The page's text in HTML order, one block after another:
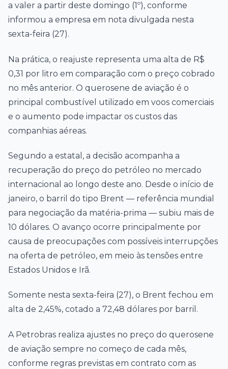
a valer a partir deste domingo (1º), conforme
informou a empresa em nota divulgada nesta
sexta-feira (27).
Na prática, o reajuste representa uma alta de R$
0,31 por litro em comparação com o preço cobrado
no mês anterior. O querosene de aviação é o
principal combustível utilizado em voos comerciais
e o aumento pode impactar os custos das
companhias aéreas.
Segundo a estatal, a decisão acompanha a
recuperação do preço do petróleo no mercado
internacional ao longo deste ano. Desde o início de
janeiro, o barril do tipo Brent — referência mundial
para negociação da matéria-prima — subiu mais de
10 dólares. O avanço ocorre principalmente por
causa de preocupações com possíveis interrupções
na oferta de petróleo, em meio às tensões entre
Estados Unidos e Irã.
Somente nesta sexta-feira (27), o Brent fechou em
alta de 2,45%, cotado a 72,48 dólares por barril.
A Petrobras realiza ajustes no preço do querosene
de aviação sempre no começo de cada mês,
conforme regras previstas em contrato com as